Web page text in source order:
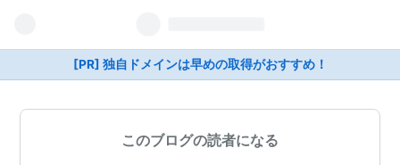
[PR] 独自ドメインは早めの取得がおすすめ！
このブログの読者になる